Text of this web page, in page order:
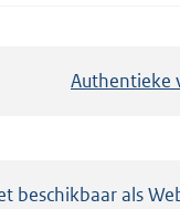
Authentieke
beschikbaar als